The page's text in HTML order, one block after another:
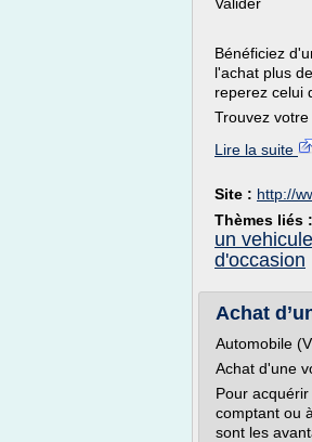
Bénéficiez
l'achat plus
reperez celui
Trouvez votre
Lire la suite
Site : http://
Thèmes liés :
un
d'occasion
Achat
Automobile
Achat d'une
Pour
comptant ou
sont les